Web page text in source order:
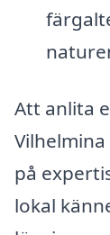
Att anlita
på
lokal